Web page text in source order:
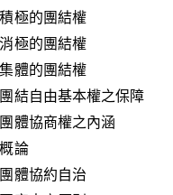
極的團結權
極的團結權
體的團結權
結自由基本權之保障
體協商權之內涵
論
體協約自治